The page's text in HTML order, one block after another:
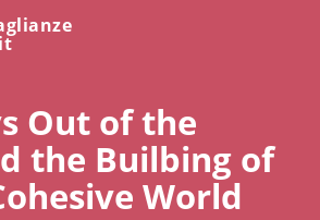
Out of the
the Builbing of
World